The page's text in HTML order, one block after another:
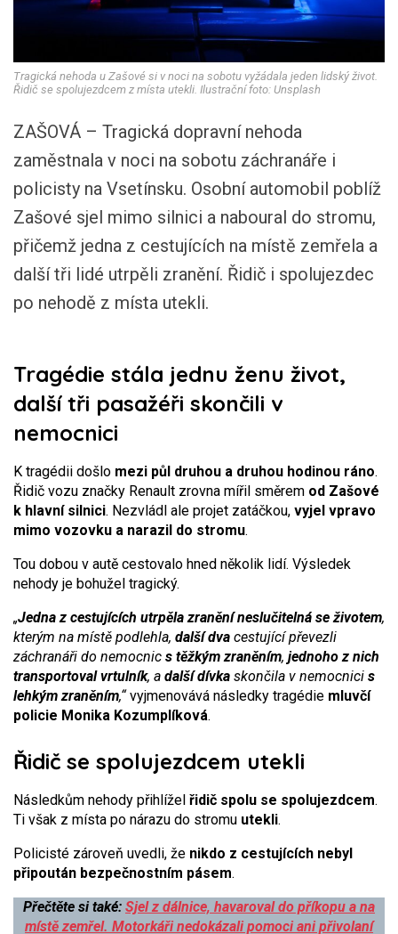
Tragická nehoda u Zašové si v noci na sobotu vyžádala jeden lidský život.
Řidič se spolujezdcem z místa utekli. Ilustrační foto: Unsplash
ZAŠOVÁ – Tragická dopravní nehoda
zaměstnala v noci na sobotu záchranáře i
policisty na Vsetínsku. Osobní automobil poblíž
Zašové sjel mimo silnici a naboural do stromu,
přičemž jedna z cestujících na místě zemřela a
další tři lidé utrpěli zranění. Řidič i spolujezdec
po nehodě z místa utekli.
Tragédie stála jednu ženu život,
další tři pasažéři skončili v
nemocnici
K tragédii došlo mezi půl druhou a druhou hodinou ráno.
Řidič vozu značky Renault zrovna mířil směrem od Zašové
k hlavní silnici. Nezvládl ale projet zatáčkou, vyjel vpravo
mimo vozovku a narazil do stromu.
Tou dobou v autě cestovalo hned několik lidí. Výsledek
nehody je bohužel tragický.
„Jedna z cestujících utrpěla zranění neslučitelná se životem,
kterým na místě podlehla, další dva cestující převezli
záchranáři do nemocnic s těžkým zraněním, jednoho z nich
transportoval vrtulník, a další dívka skončila v nemocnici s
lehkým zraněním,“vyjmenovává následky tragédie mluvčí
policie Monika Kozumplíková.
Řidič se spolujezdcem utekli
Následkům nehody přihlížel řidič spolu se spolujezdcem.
Ti však z místa po nárazu do stromu utekli.
Policisté zároveň uvedli, že nikdo z cestujících nebyl
připoután bezpečnostním pásem.
Přečtěte si také: Sjel z dálnice, havaroval do příkopu a na
místě zemřel. Motorkáři nedokázali pomoci ani přivolaní